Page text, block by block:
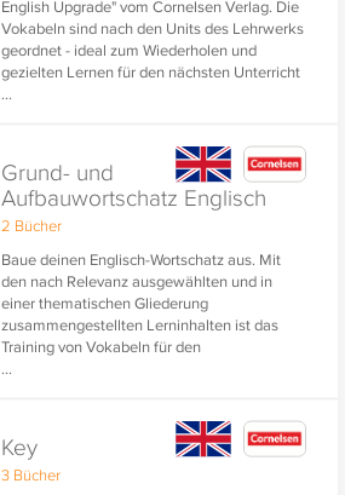
English Upgrade" vom Cornelsen Verlag. Die
Vokabeln sind nach den Units des Lehrwerks
geordnet - ideal zum Wiederholen und
gezielten Lernen für den nächsten Unterricht
oder für Ihren nächsten Urlaub.
...
Grund- und
Aufbauwortschatz Englisch
2 Bücher
Baue deinen Englisch-Wortschatz aus. Mit
den nach Relevanz ausgewählten und in
einer thematischen Gliederung
zusammengestellten Lerninhalten ist das
Training von Vokabeln für den
Grundwortschatz und den Erweiterten
Die praktische Vertonung aller Vokabeln
stärkt das Einüben der Aussprache.
...
Key
3 Bücher